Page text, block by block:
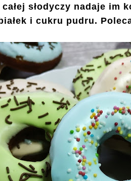
słodyczy nadaje im
i cukru pudru.